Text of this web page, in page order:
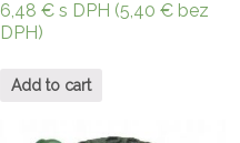
6,48€ s DPH (5,40€ bez
DPH)
Add to cart